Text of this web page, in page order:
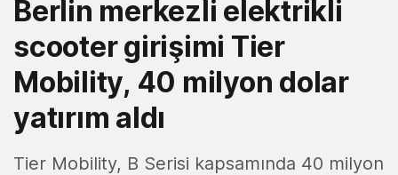
Berlin merkezli elektrikli
scooter girişimi Tier
Mobility, 40 milyon dolar
yatırım aldı
Tier Mobility, B Serisi kapsamında 40 milyon